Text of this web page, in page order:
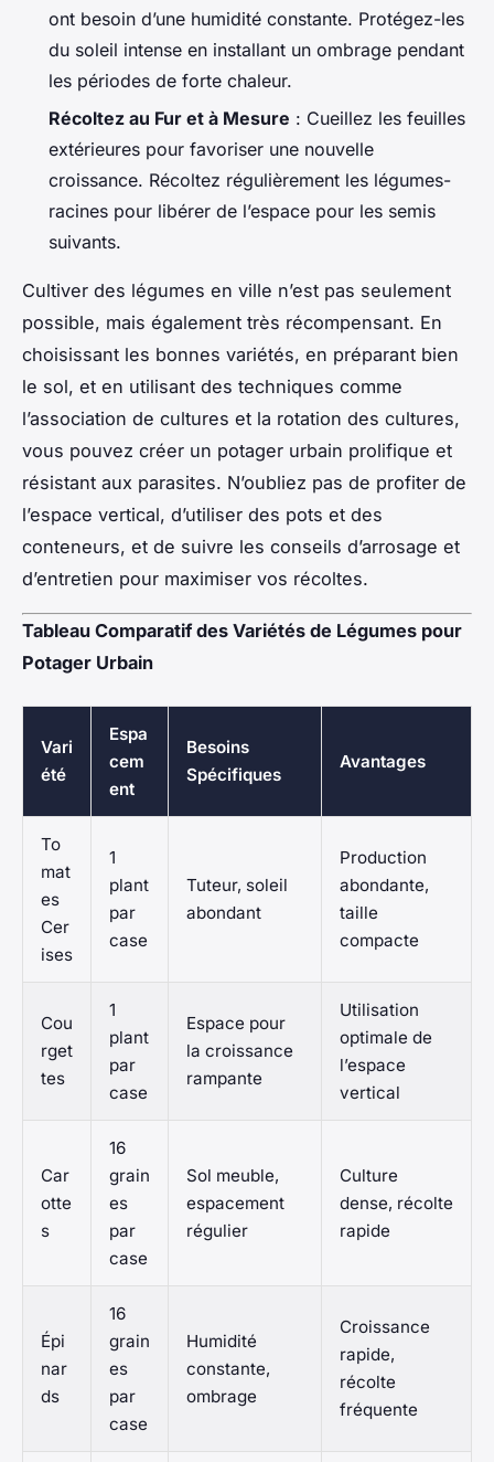
ont besoin d’une humidité constante. Protégez-les
du soleil intense en installant un ombrage pendant
les périodes de forte chaleur.
Récoltez au Fur et à Mesure : Cueillez les feuilles
extérieures pour favoriser une nouvelle
croissance. Récoltez régulièrement les légumes-
racines pour libérer de l’espace pour les semis
suivants.
Cultiver des légumes en ville n’est pas seulement
possible, mais également très récompensant. En
choisissant les bonnes variétés, en préparant bien
le sol, et en utilisant des techniques comme
l’association de cultures et la rotation des cultures,
vous pouvez créer un potager urbain prolifique et
résistant aux parasites. N’oubliez pas de profiter de
l’espace vertical, d’utiliser des pots et des
conteneurs, et de suivre les conseils d’arrosage et
d’entretien pour maximiser vos récoltes.
Tableau Comparatif des Variétés de Légumes pour
Potager Urbain
Vari
été
Espa
cem
ent
Besoins
Spécifiques
Avantages
To
mat
es
Cer
ises
1
plant
par
case
Tuteur, soleil
abondant
Production
abondante,
taille
compacte
Cou
rget
tes
1
plant
par
case
Espace pour
la croissance
rampante
Utilisation
optimale de
l’espace
vertical
Car
otte
s
16
grain
es
par
case
Sol meuble,
espacement
régulier
Culture
dense, récolte
rapide
Épi
nar
ds
16
grain
es
par
case
Humidité
constante,
ombrage
Croissance
rapide,
récolte
fréquente